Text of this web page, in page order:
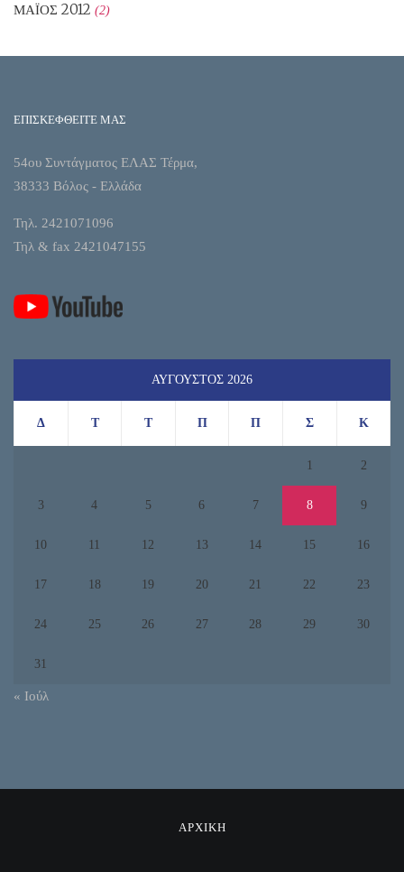
ΜΆΙΟΣ 2012 (2)
ΕΠΙΣΚΕΦΘΕΙΤΕ ΜΑΣ
54ου Συντάγματος ΕΛΑΣ Τέρμα,
38333 Βόλος - Ελλάδα
Τηλ. 2421071096
Τηλ & fax 2421047155
ΑΎΓΟΥΣΤΟΣ 2026
Δ Τ Τ Π Π Σ Κ
1 2
3 4 5 6 7 8 9
10 11 12 13 14 15 16
17 18 19 20 21 22 23
24 25 26 27 28 29 30
31
« Ιούλ
ΑΡΧΙΚΗ